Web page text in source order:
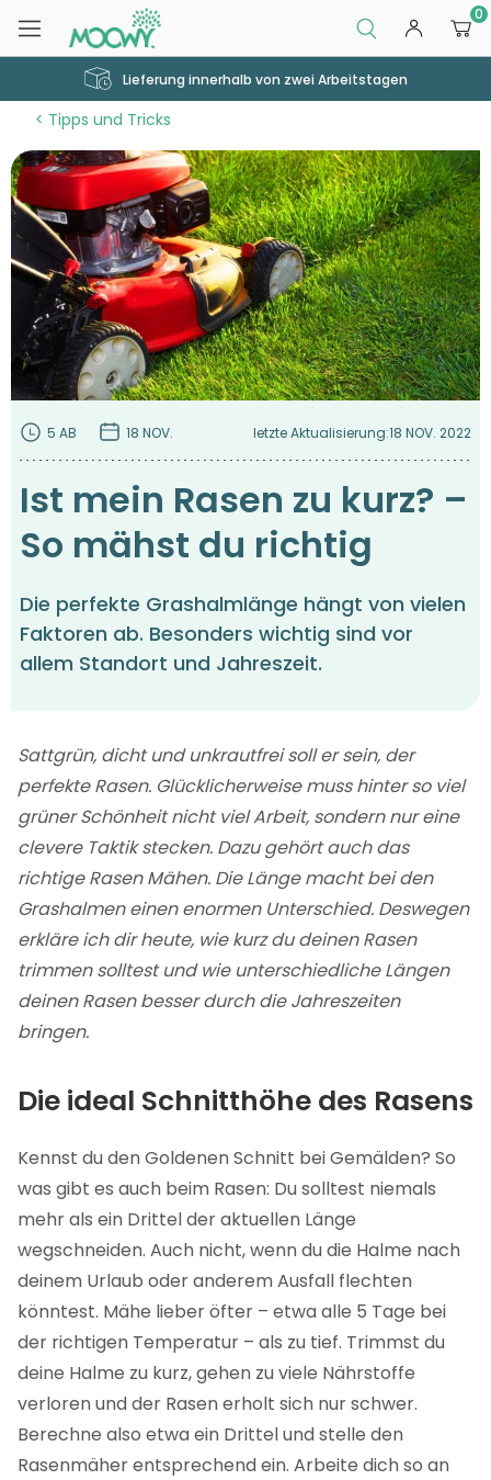
0
Lieferung innerhalb von zwei Arbeitstagen
Tipps und Tricks
5 AB 18 NOV. letzte Aktualisierung:18 NOV. 2022
Ist mein Rasen zu kurz? –
So mähst du richtig
Die perfekte Grashalmlänge hängt von vielen
Faktoren ab. Besonders wichtig sind vor
allem Standort und Jahreszeit.
Sattgrün, dicht und unkrautfrei soll er sein, der
perfekte Rasen. Glücklicherweise muss hinter so viel
grüner Schönheit nicht viel Arbeit, sondern nur eine
clevere Taktik stecken. Dazu gehört auch das
richtige Rasen Mähen. Die Länge macht bei den
Grashalmen einen enormen Unterschied. Deswegen
erkläre ich dir heute, wie kurz du deinen Rasen
trimmen solltest und wie unterschiedliche Längen
deinen Rasen besser durch die Jahreszeiten
bringen.
Die ideal Schnitthöhe des Rasens
Kennst du den Goldenen Schnitt bei Gemälden? So
was gibt es auch beim Rasen: Du solltest niemals
mehr als ein Drittel der aktuellen Länge
wegschneiden. Auch nicht, wenn du die Halme nach
deinem Urlaub oder anderem Ausfall flechten
könntest. Mähe lieber öfter – etwa alle 5 Tage bei
der richtigen Temperatur – als zu tief. Trimmst du
deine Halme zu kurz, gehen zu viele Nährstoffe
verloren und der Rasen erholt sich nur schwer.
Berechne also etwa ein Drittel und stelle den
Rasenmäher entsprechend ein. Arbeite dich so an